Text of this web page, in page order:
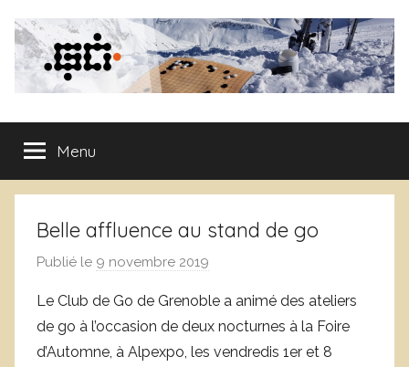
contenu
Club
de
Go
de
Grenoble
Menu
Belle affluence au stand de go
Publié le 9 novembre 2019
r
D
o
Le Club de Go de Grenoble a animé des ateliers
de go à l’occasion de deux nocturnes à la Foire
d’Automne, à Alpexpo, les vendredis 1er et 8